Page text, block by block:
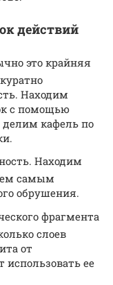
действий
это крайняя
Находим
с помощью
делим кафель по
Находим
самым
обрушения.
фрагмента
слоев
от
ее